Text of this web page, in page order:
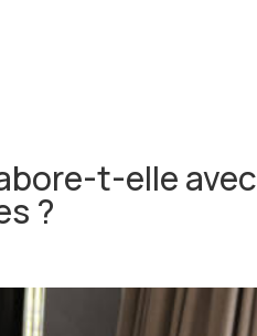
t-elle avec
?